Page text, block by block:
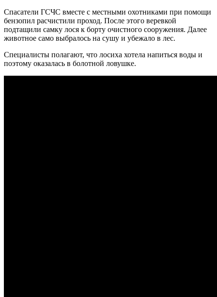
Спасатели ГСЧС вместе с местными охотниками при помощи
бензопил расчистили проход. После этого веревкой
подтащили самку лося к борту очистного сооружения. Далее
животное само выбралось на сушу и убежало в лес.
Специалисты полагают, что лосиха хотела напиться воды и
поэтому оказалась в болотной ловушке.